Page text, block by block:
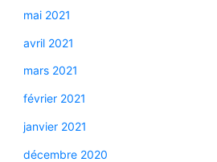
mai 2021
avril 2021
mars 2021
février 2021
janvier 2021
décembre 2020